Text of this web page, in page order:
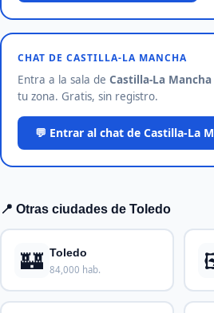
CHAT DE CASTILLA-LA MANCHA
Entra a la sala de Castilla-La Mancha
tu zona. Gratis, sin registro.
💬 Entrar al chat de Castilla-La
📍 Otras ciudades de Toledo
🏰 Toledo
84,000 hab.